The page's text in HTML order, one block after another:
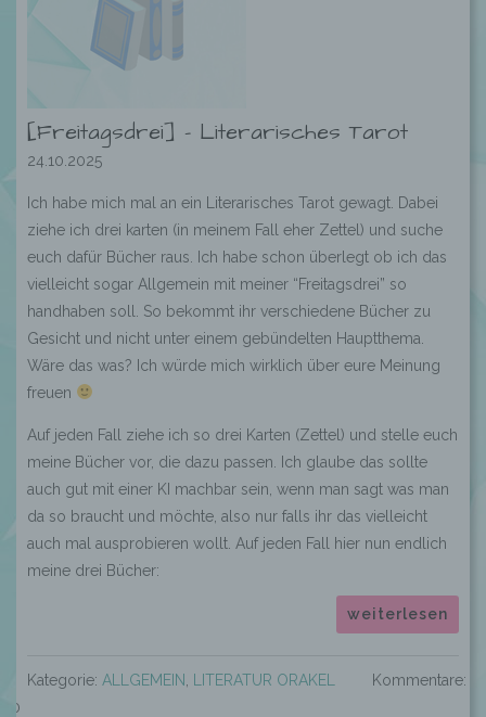
[Freitagsdrei] – Literarisches Tarot
24.10.2025
Ich habe mich mal an ein Literarisches Tarot gewagt. Dabei
ziehe ich drei karten (in meinem Fall eher Zettel) und suche
euch dafür Bücher raus. Ich habe schon überlegt ob ich das
vielleicht sogar Allgemein mit meiner “Freitagsdrei” so
handhaben soll. So bekommt ihr verschiedene Bücher zu
Gesicht und nicht unter einem gebündelten Hauptthema.
Wäre das was? Ich würde mich wirklich über eure Meinung
freuen
Auf jeden Fall ziehe ich so drei Karten (Zettel) und stelle euch
meine Bücher vor, die dazu passen. Ich glaube das sollte
auch gut mit einer KI machbar sein, wenn man sagt was man
da so braucht und möchte, also nur falls ihr das vielleicht
auch mal ausprobieren wollt. Auf jeden Fall hier nun endlich
meine drei Bücher:
weiterlesen
Kategorie: ALLGEMEIN LITERATUR ORAKEL
Kommentare:
0